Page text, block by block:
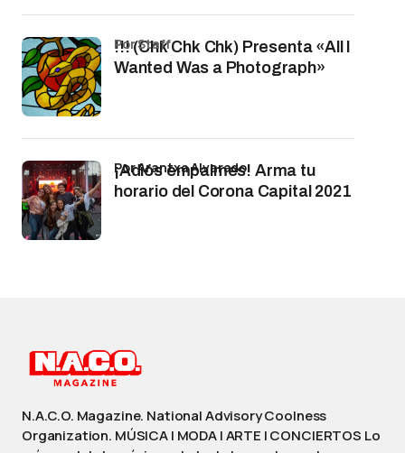
!!! (Chk Chk Chk) Presenta «All I
Wanted Was a Photograph»
por Staff
¡Adiós empalmes! Arma tu
horario del Corona Capital 2021
por Arantxa Alvarado
N.A.C.O. Magazine. National Advisory Coolness
Organization. MÚSICA | MODA | ARTE | CONCIERTOS Lo